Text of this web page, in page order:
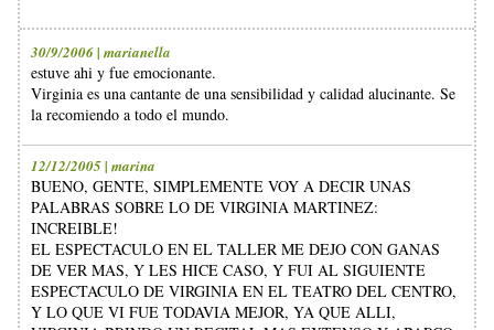
30/9/2006 | marianella
estuve ahi y fue emocionante.
Virginia es una cantante de una sensibilidad y calidad alucinante. Se
la recomiendo a todo el mundo.
12/12/2005 | marina
BUENO, GENTE, SIMPLEMENTE VOY A DECIR UNAS
PALABRAS SOBRE LO DE VIRGINIA MARTINEZ:
INCREIBLE!
EL ESPECTACULO EN EL TALLER ME DEJO CON GANAS
DE VER MAS, Y LES HICE CASO, Y FUI AL SIGUIENTE
ESPECTACULO DE VIRGINIA EN EL TEATRO DEL CENTRO,
Y LO QUE VI FUE TODAVIA MEJOR, YA QUE ALLI,